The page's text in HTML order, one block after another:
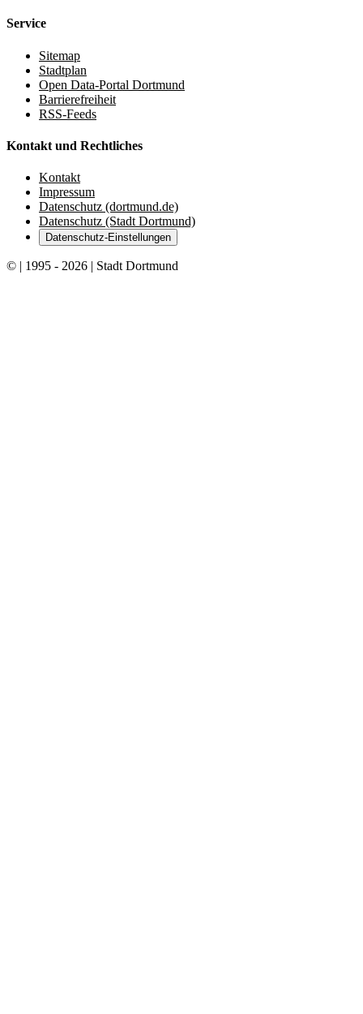
Service
Sitemap
Stadtplan
Open Data-Portal Dortmund
Barrierefreiheit
RSS-Feeds
Kontakt und Rechtliches
Kontakt
Impressum
Datenschutz (dortmund.de)
Datenschutz (Stadt Dortmund)
Datenschutz-Einstellungen
© | 1995 - 2026 | Stadt Dortmund